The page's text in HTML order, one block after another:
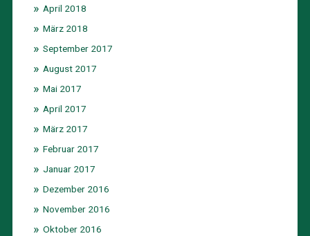
April 2018
März 2018
September 2017
August 2017
Mai 2017
April 2017
März 2017
Februar 2017
Januar 2017
Dezember 2016
November 2016
Oktober 2016